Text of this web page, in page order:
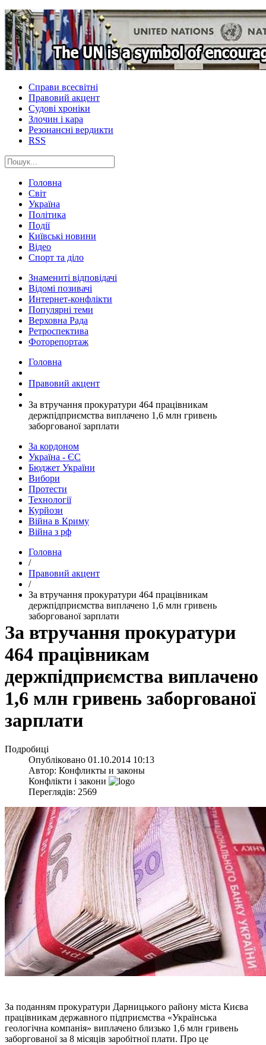
Справи всесвітні
Правовий акцент
Судові хроніки
Злочин і кара
Резонансні вердикти
RSS
Головна
Світ
Україна
Політика
Події
Київські новини
Відео
Спорт та діло
Знамениті відповідачі
Відомі позивачі
Интернет-конфлікти
Популярні теми
Верховна Рада
Ретроспектива
Фоторепортаж
Головна
Правовий акцент
За втручання прокуратури 464 працівникам
держпідприємства виплачено 1,6 млн гривень
заборгованої зарплати
За кордоном
Україна - ЄС
Бюджет України
Вибори
Протести
Технології
Курйози
Війна в Криму
Війна з рф
Головна
/
Правовий акцент
/
За втручання прокуратури 464 працівникам
держпідприємства виплачено 1,6 млн гривень
заборгованої зарплати
За втручання прокуратури
464 працівникам
держпідприємства виплачено
1,6 млн гривень заборгованої
зарплати
Подробиці
Опубліковано 01.10.2014 10:13
Автор: Конфликты и законы
Конфлікти і закони
Переглядів: 2569
За поданням прокуратури Дарницького району міста Києва
працівникам державного підприємства «Українська
геологічна компанія» виплачено близько 1,6 млн гривень
заборгованої за 8 місяців заробітної плати. Про це